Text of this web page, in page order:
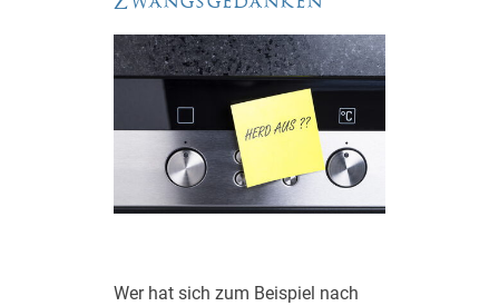
Wer hat sich zum Beispiel nach